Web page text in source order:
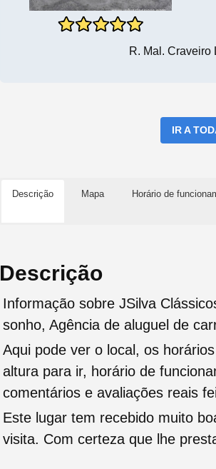
R. Mal. Craveiro
IR A
Descrição Mapa Horário de
Descrição
Informação sobre JSilva
sonho, Agência de aluguel de
Aqui pode ver o local, os
altura para ir, horário de
comentários e avaliações reais
Este lugar tem recebido muito
visita. Com certeza que lhe